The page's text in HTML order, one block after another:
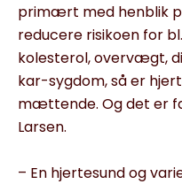
primært med henblik
reducere risikoen for
kolesterol, overvægt,
kar-sygdom, så er
mættende. Og det er
Larsen.
– En hjertesund og